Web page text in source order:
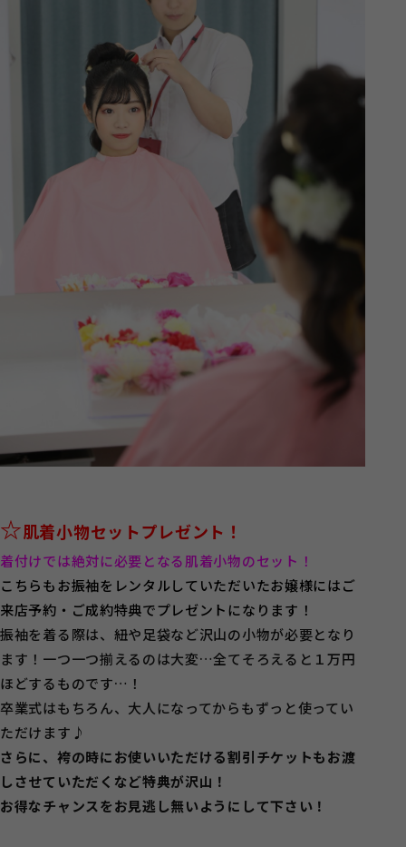
☆肌着小物セットプレゼント！
着付けでは絶対に必要となる肌着小物のセット！
こちらもお振袖をレンタルしていただいたお嬢様にはご
来店予約・ご成約特典でプレゼントになります！
振袖を着る際は、紐や足袋など沢山の小物が必要となり
ます！一つ一つ揃えるのは大変…全てそろえると１万円
ほどするものです…！
卒業式はもちろん、大人になってからもずっと使ってい
ただけます♪
さらに、袴の時にお使いいただける割引チケットもお渡
しさせていただくなど特典が沢山！
お得なチャンスをお見逃し無いようにして下さい！